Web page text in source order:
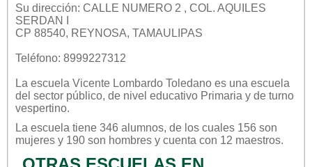
Su dirección: CALLE NUMERO 2 , COL. AQUILES
SERDAN I
CP 88540, REYNOSA, TAMAULIPAS
Teléfono: 8999227312
La escuela Vicente Lombardo Toledano es una escuela
del sector público, de nivel educativo Primaria y de turno
vespertino.
La escuela tiene 346 alumnos, de los cuales 156 son
mujeres y 190 son hombres y cuenta con 12 maestros.